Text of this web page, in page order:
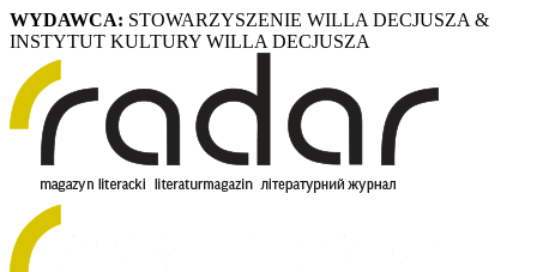
WYDAWCA: STOWARZYSZENIE WILLA DECJUSZA &
INSTYTUT KULTURY WILLA DECJUSZA